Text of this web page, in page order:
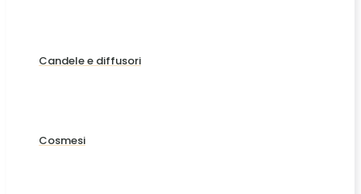
Candele e diffusori
Cosmesi